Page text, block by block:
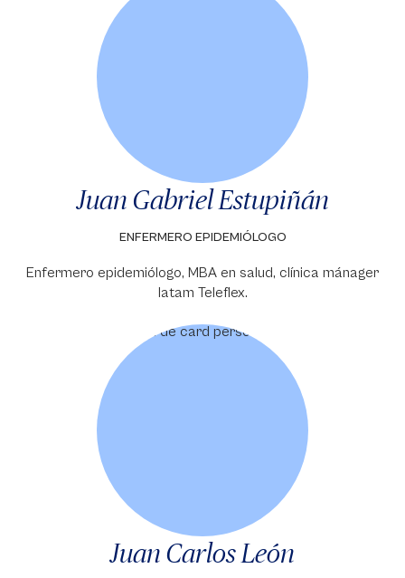
Juan Gabriel Estupiñán
ENFERMERO EPIDEMIÓLOGO
Enfermero epidemiólogo, MBA en salud, clínica mánager
latam Teleflex.
Juan Carlos León